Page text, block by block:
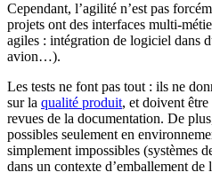
Cependant, l’agilité n’est pas
projets ont des interfaces multi-
agiles : intégration de logiciel dans
avion…).
Les tests ne font pas tout : ils ne
sur la qualité produit, et doivent être
revues de la documentation. De
possibles seulement en
simplement impossibles (systèmes
dans un contexte d’emballement de